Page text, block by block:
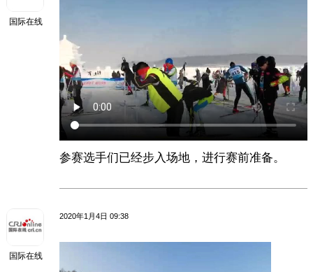
国际在线
参赛选手们已经步入场地，进行赛前准备。
国际在线
2020年1月4日 09:38